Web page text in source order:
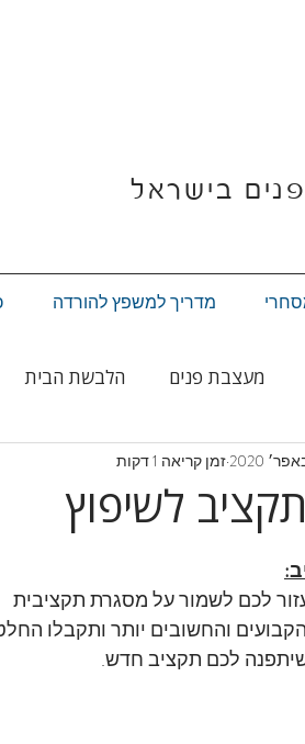
בישראל
מעצבת פנים הלבשת הבית
עיצוב לחג
לשיפוץ
זמן קריאה 1 דקות
לכם לשמור על מסגרת תקציבית
והחשובים יותר ותקבלו
לכם תקציב חדש.
מדריך למשפץ להורדה